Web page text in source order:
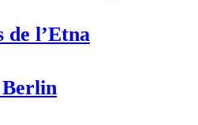
de l’Etna
Berlin